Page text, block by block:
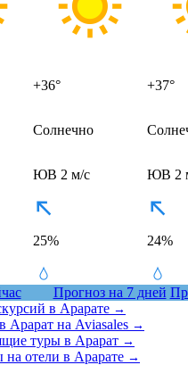
+36° +37°
Солнечно
ЮВ 2 м/с
25%
ЮВ 2
24%
Прогноз на 7 дней
в Арарате →
Арарат на Aviasales →
туры в Арарат →
отели в Арарате →